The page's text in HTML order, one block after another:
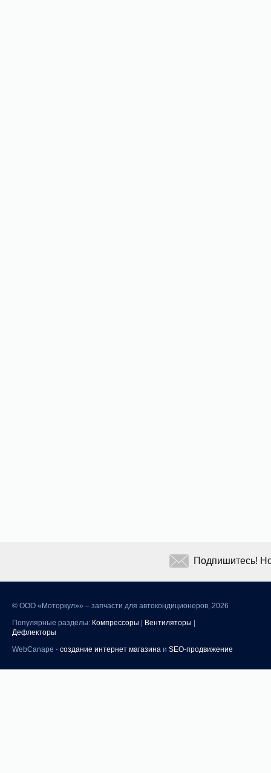
© ООО «Моторкул»» – запчасти для автокондиционеров, 2026
Популярные разделы: Компрессоры Вентиляторы
Дефлекторы
WebCanape - создание интернет магазина и SEO-продвижение
Подпишитесь!